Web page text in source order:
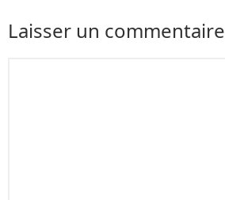
Laisser un commentaire